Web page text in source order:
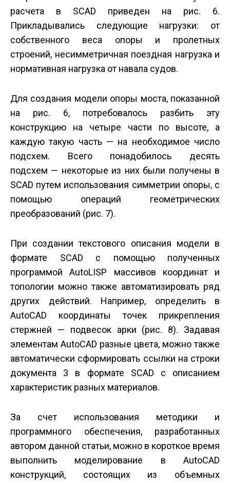
расчета в SCAD приведен на рис. 6.
Прикладывались следующие нагрузки: от
собственного веса опоры и пролетных
строений, несимметричная поездная нагрузка и
нормативная нагрузка от навала судов.
Для создания модели опоры моста, показанной
на рис. 6, потребовалось разбить эту
конструкцию на четыре части по высоте, а
каждую такую часть — на необходимое число
подсхем. Всего понадобилось десять
подсхем — некоторые из них были получены в
SCAD путем использования симметрии опоры, с
помощью операций геометрических
преобразований (рис. 7).
При создании текстового описания модели в
формате SCAD с помощью полученных
программой AutoLISP массивов координат и
топологии можно также автоматизировать ряд
других действий. Например, определить в
AutoCAD координаты точек прикрепления
стержней — подвесок арки (рис. 8). Задавая
элементам AutoCAD разные цвета, можно также
автоматически сформировать ссылки на строки
документа 3 в формате SCAD с описанием
характеристик разных материалов.
За счет использования методики и
программного обеспечения, разработанных
автором данной статьи, можно в короткое время
выполнить моделирование в AutoCAD
конструкций, состоящих из объемных